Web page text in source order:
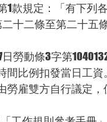
1款規定：「有下
十二條至第二十五
日勞動條3字第
間比例扣發當日工
勞雇雙方自行議定